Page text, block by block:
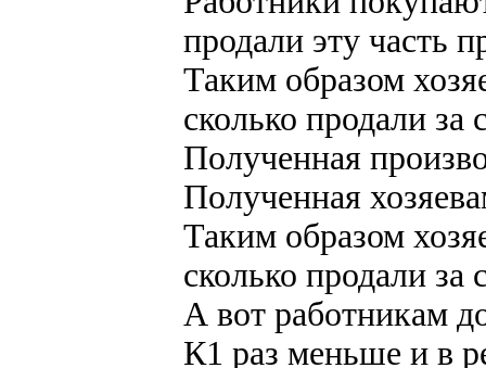
продали эту часть
Таким образом
сколько продали за
Полученная
Полученная
Таким образом
сколько продали за
А вот работникам
К1 раз меньше и в